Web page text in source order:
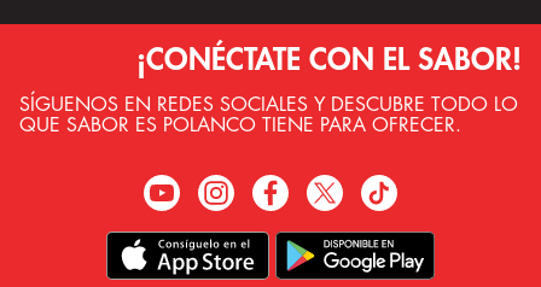
¡CONÉCTATE CON EL SABOR!
SÍGUENOS EN REDES SOCIALES Y DESCUBRE TODO LO
QUE SABOR ES POLANCO TIENE PARA OFRECER.